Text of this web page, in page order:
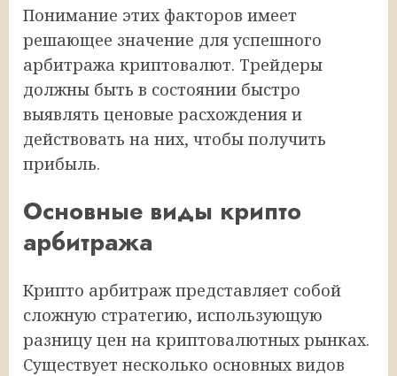
Понимание этих факторов имеет
решающее значение для успешного
арбитража криптовалют. Трейдеры
должны быть в состоянии быстро
выявлять ценовые расхождения и
действовать на них, чтобы получить
прибыль.
Основные виды крипто
арбитража
Крипто арбитраж представляет собой
сложную стратегию, использующую
разницу цен на криптовалютных рынках.
Существует несколько основных видов